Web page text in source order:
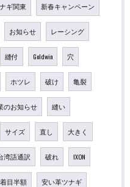
ギ関東 新春キャンペーン
お知らせ レーシング
縫付 Goldwin 穴
ホツレ 破け 亀裂
のお知らせ 縫い
サイズ 直し 大きく
湾語通訳 破れ IXON
目半額 安い革ツナギ